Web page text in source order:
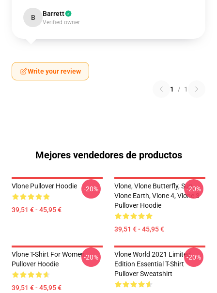
B Barrett
Verified owner
Write your review
1 / 1
Mejores vendedores de productos
Vlone Pullover Hoodie
39,51 € - 45,95 €
-20%
Vlone, Vlone Butterfly, Sun,
Vlone Earth, Vlone 4, Vlone 3
Pullover Hoodie
39,51 € - 45,95 €
-20%
Vlone T-Shirt For Women
Pullover Hoodie
39,51 € - 45,95 €
-20%
Vlone World 2021 Limited
Edition Essential T-Shirt
Pullover Sweatshirt
-20%